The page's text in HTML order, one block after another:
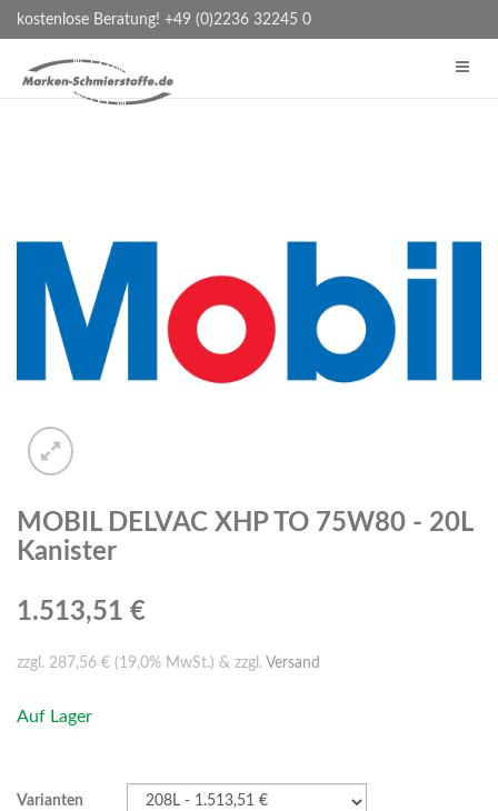
kostenlose Beratung! +49 (0)2236 32245 0
MOBIL DELVAC XHP TO 75W80 - 20L
Kanister
1.513,51 €
zzgl. 287,56 € (19,0% MwSt.) & zzgl. Versand
Auf Lager
Varianten